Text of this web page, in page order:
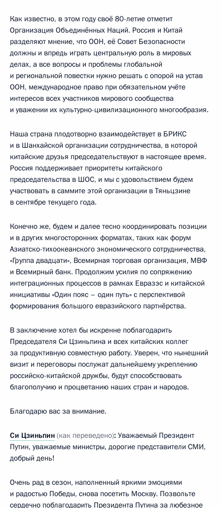
Как известно, в этом году своё 80-летие отметит
Организация Объединённых Наций. Россия и Китай
разделяют мнение, что ООН, её Совет Безопасности
должны и впредь играть центральную роль в мировых
делах, а все вопросы и проблемы глобальной
и региональной повестки нужно решать с опорой на устав
ООН, международное право при обязательном учёте
интересов всех участников мирового сообщества
и уважении их культурно-цивилизационного многообразия.
Наша страна плодотворно взаимодействует в БРИКС
и в Шанхайской организации сотрудничества, в которой
китайские друзья председательствуют в настоящее время.
Россия поддерживает приоритеты китайского
председательства в ШОС, и мы с удовольствием будем
участвовать в саммите этой организации в Тяньцзине
в сентябре текущего года.
Конечно же, будем и далее тесно координировать позиции
и в других многосторонних форматах, таких как форум
Азиатско-тихоокеанского экономического сотрудничества,
«Группа двадцати», Всемирная торговая организация, МВФ
и Всемирный банк. Продолжим усилия по сопряжению
интеграционных процессов в рамках Евразэс и китайской
инициативы «Один пояс – один путь» с перспективой
формирования большого евразийского партнёрства.
В заключение хотел бы искренне поблагодарить
Председателя Си Цзиньпина и всех китайских коллег
за продуктивную совместную работу. Уверен, что нынешний
визит и переговоры послужат дальнейшему укреплению
российско-китайской дружбы, будут способствовать
благополучию и процветанию наших стран и народов.
Благодарю вас за внимание.
Си Цзиньпин (как переведено): Уважаемый Президент
Путин, уважаемые министры, дорогие представители СМИ,
добрый день!
Очень рад в сезон, наполненный яркими эмоциями
и радостью Победы, снова посетить Москву. Позвольте
сердечно поблагодарить Президента Путина за любезное